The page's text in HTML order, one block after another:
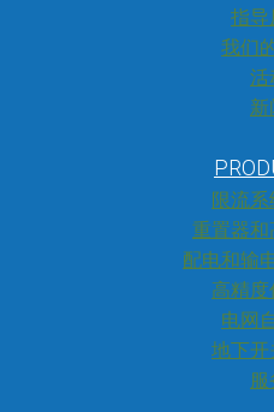
指导
我们
活
新
限流系
重置器和
配电和输
高精度
电网
地下开
服